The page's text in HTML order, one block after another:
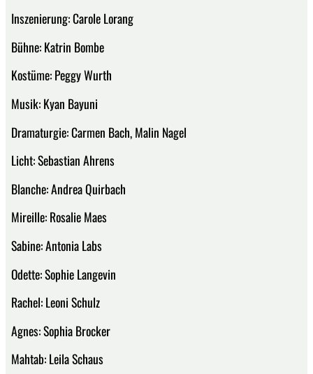
Inszenierung: Carole Lorang
Bühne: Katrin Bombe
Kostüme: Peggy Wurth
Musik: Kyan Bayuni
Dramaturgie: Carmen Bach, Malin Nagel
Licht: Sebastian Ahrens
Blanche: Andrea Quirbach
Mireille: Rosalie Maes
Sabine: Antonia Labs
Odette: Sophie Langevin
Rachel: Leoni Schulz
Agnes: Sophia Brocker
Mahtab: Leila Schaus